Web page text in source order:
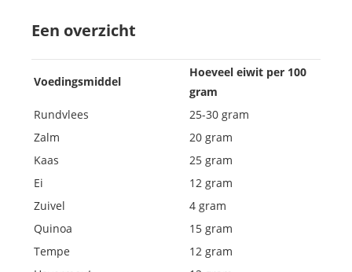
Een overzicht
Voedingsmiddel
Hoeveel eiwit per 100
gram
Rundvlees
25-30 gram
Zalm
20 gram
Kaas
25 gram
Ei
12 gram
Zuivel
4 gram
Quinoa
15 gram
Tempe
12 gram